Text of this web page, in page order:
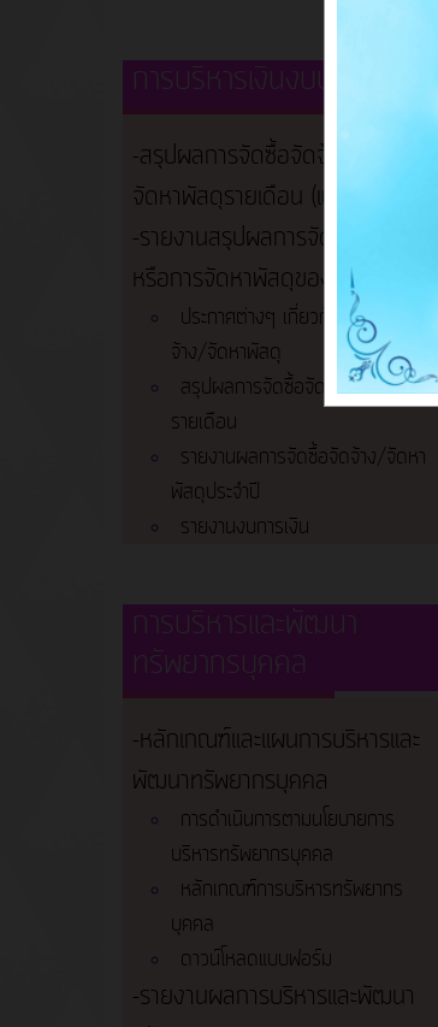
การบริหารเงินงบประมาณ
-สรุปผลการจัดซื้อจัดจ้างหรือการ
จัดหาพัสดุรายเดือน (แบบ สขร.1)
-รายงานสรุปผลการจัดซื้อจัดจ้าง
หรือการจัดหาพัสดุของหน่วยงาน
ประกาศต่างๆ เกี่ยวกับการจัดซื้อจัด
จ้าง/จัดหาพัสดุ
สรุปผลการจัดซื้อจัดจ้าง/จัดหาพัสดุ
รายเดือน
รายงานผลการจัดซื้อจัดจ้าง/จัดหา
พัสดุประจำปี
รายงานงบการเงิน
การบริหารและพัฒนา
ทรัพยากรบุคคล
-หลักเกณฑ์และแผนการบริหารและ
พัฒนาทรัพยากรบุคคล
การดำเนินการตามนโยบายการ
บริหารทรัพยากรบุคคล
หลักเกณฑ์การบริหารทรัพยากร
บุคคล
ดาวน์โหลดแบบฟอร์ม
-รายงานผลการบริหารและพัฒนา